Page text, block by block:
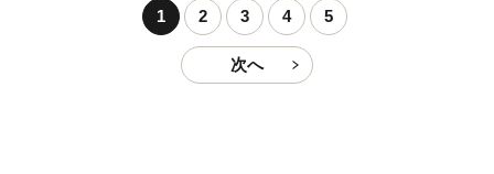
1 2 3 4 5
次へ